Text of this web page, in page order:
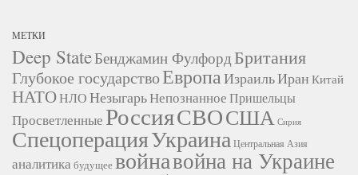
МЕТКИ
Deep StateБенджамин ФулфордБритания
Глубокое государствоЕвропаИзраильИран Китай
НАТОНЛОНезыгарьНепознанноеПришельцы
Просветленные РоссияСВОСША Сирия
СпецоперацияУкраина Центральная Азия
аналитика будущеевойнавойна на Украине